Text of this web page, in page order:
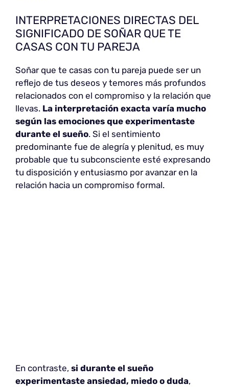
INTERPRETACIONES DIRECTAS DEL
SIGNIFICADO DE SOÑAR QUE TE
CASAS CON TU PAREJA
Soñar que te casas con tu pareja puede ser un
reflejo de tus deseos y temores más profundos
relacionados con el compromiso y la relación que
llevas. La interpretación exacta varía mucho
según las emociones que experimentaste
durante el sueño. Si el sentimiento
predominante fue de alegría y plenitud, es muy
probable que tu subconsciente esté expresando
tu disposición y entusiasmo por avanzar en la
relación hacia un compromiso formal.
En contraste, si durante el sueño
experimentaste ansiedad, miedo o duda,